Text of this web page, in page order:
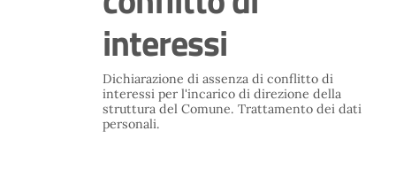
interessi
Dichiarazione di assenza di conflitto di
interessi per l'incarico di direzione della
struttura del Comune. Trattamento dei dati
personali.